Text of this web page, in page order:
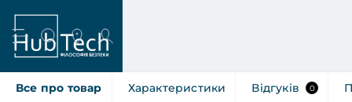
Все про товар Характеристики Відгуків 0